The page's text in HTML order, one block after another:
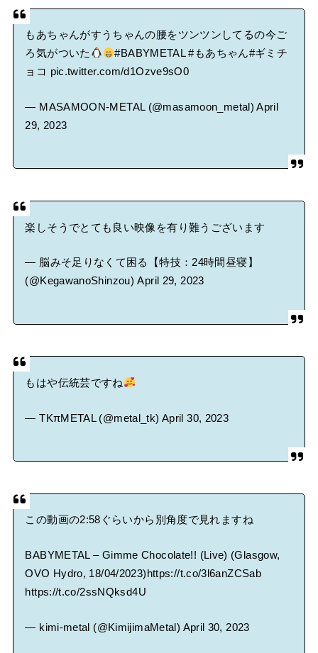
もあちゃんがすうちゃんの腰をツンツンしてるの今ご
ろ気がついた
#BABYMETAL#もあちゃん#ギミチ
ョコ pic.twitter.com/d1Ozve9sO0
— MASAMOON-METAL (@masamoon_metal)April
29, 2023
楽しそうでとても良い映像を有り難うございます
— 脳みそ足りなくて困る【特技：24時間昼寝】
(@KegawanoShinzou)April 29, 2023
もはや伝統芸ですね
— TKπMETAL (@metal_tk) April 30, 2023
この動画の2:58ぐらいから別角度で見れますね
BABYMETAL – Gimme Chocolate!! (Live) (Glasgow,
OVO Hydro, 18/04/2023) https://t.co/3l6anZCSab
https://t.co/2ssNQksd4U
— kimi-metal (@KimijimaMetal) April 30, 2023